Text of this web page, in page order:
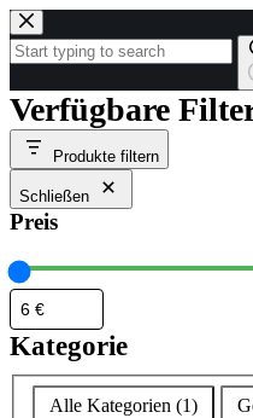
Zum
Inhalt
springen
Keine
Ergebnisse
Verfügbare
Produkte filtern
Schließen
Preis
Kategorie
Kategorie
Alle Kategorien (1)